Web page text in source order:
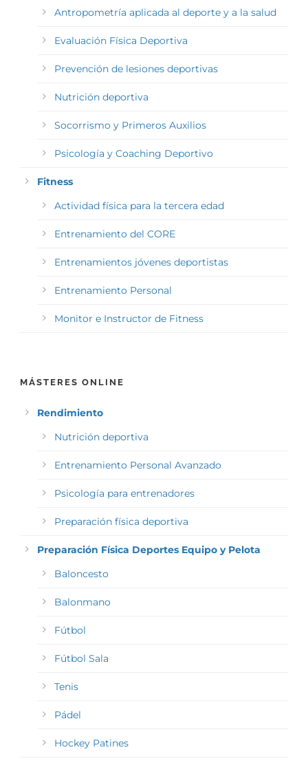
Antropometría aplicada al deporte y a la salud
Evaluación Física Deportiva
Prevención de lesiones deportivas
Nutrición deportiva
Socorrismo y Primeros Auxilios
Psicología y Coaching Deportivo
Fitness
Actividad física para la tercera edad
Entrenamiento del CORE
Entrenamientos jóvenes deportistas
Entrenamiento Personal
Monitor e Instructor de Fitness
MÁSTERES ONLINE
Rendimiento
Nutrición deportiva
Entrenamiento Personal Avanzado
Psicología para entrenadores
Preparación física deportiva
Preparación Física Deportes Equipo y Pelota
Baloncesto
Balonmano
Fútbol
Fútbol Sala
Tenis
Pádel
Hockey Patines